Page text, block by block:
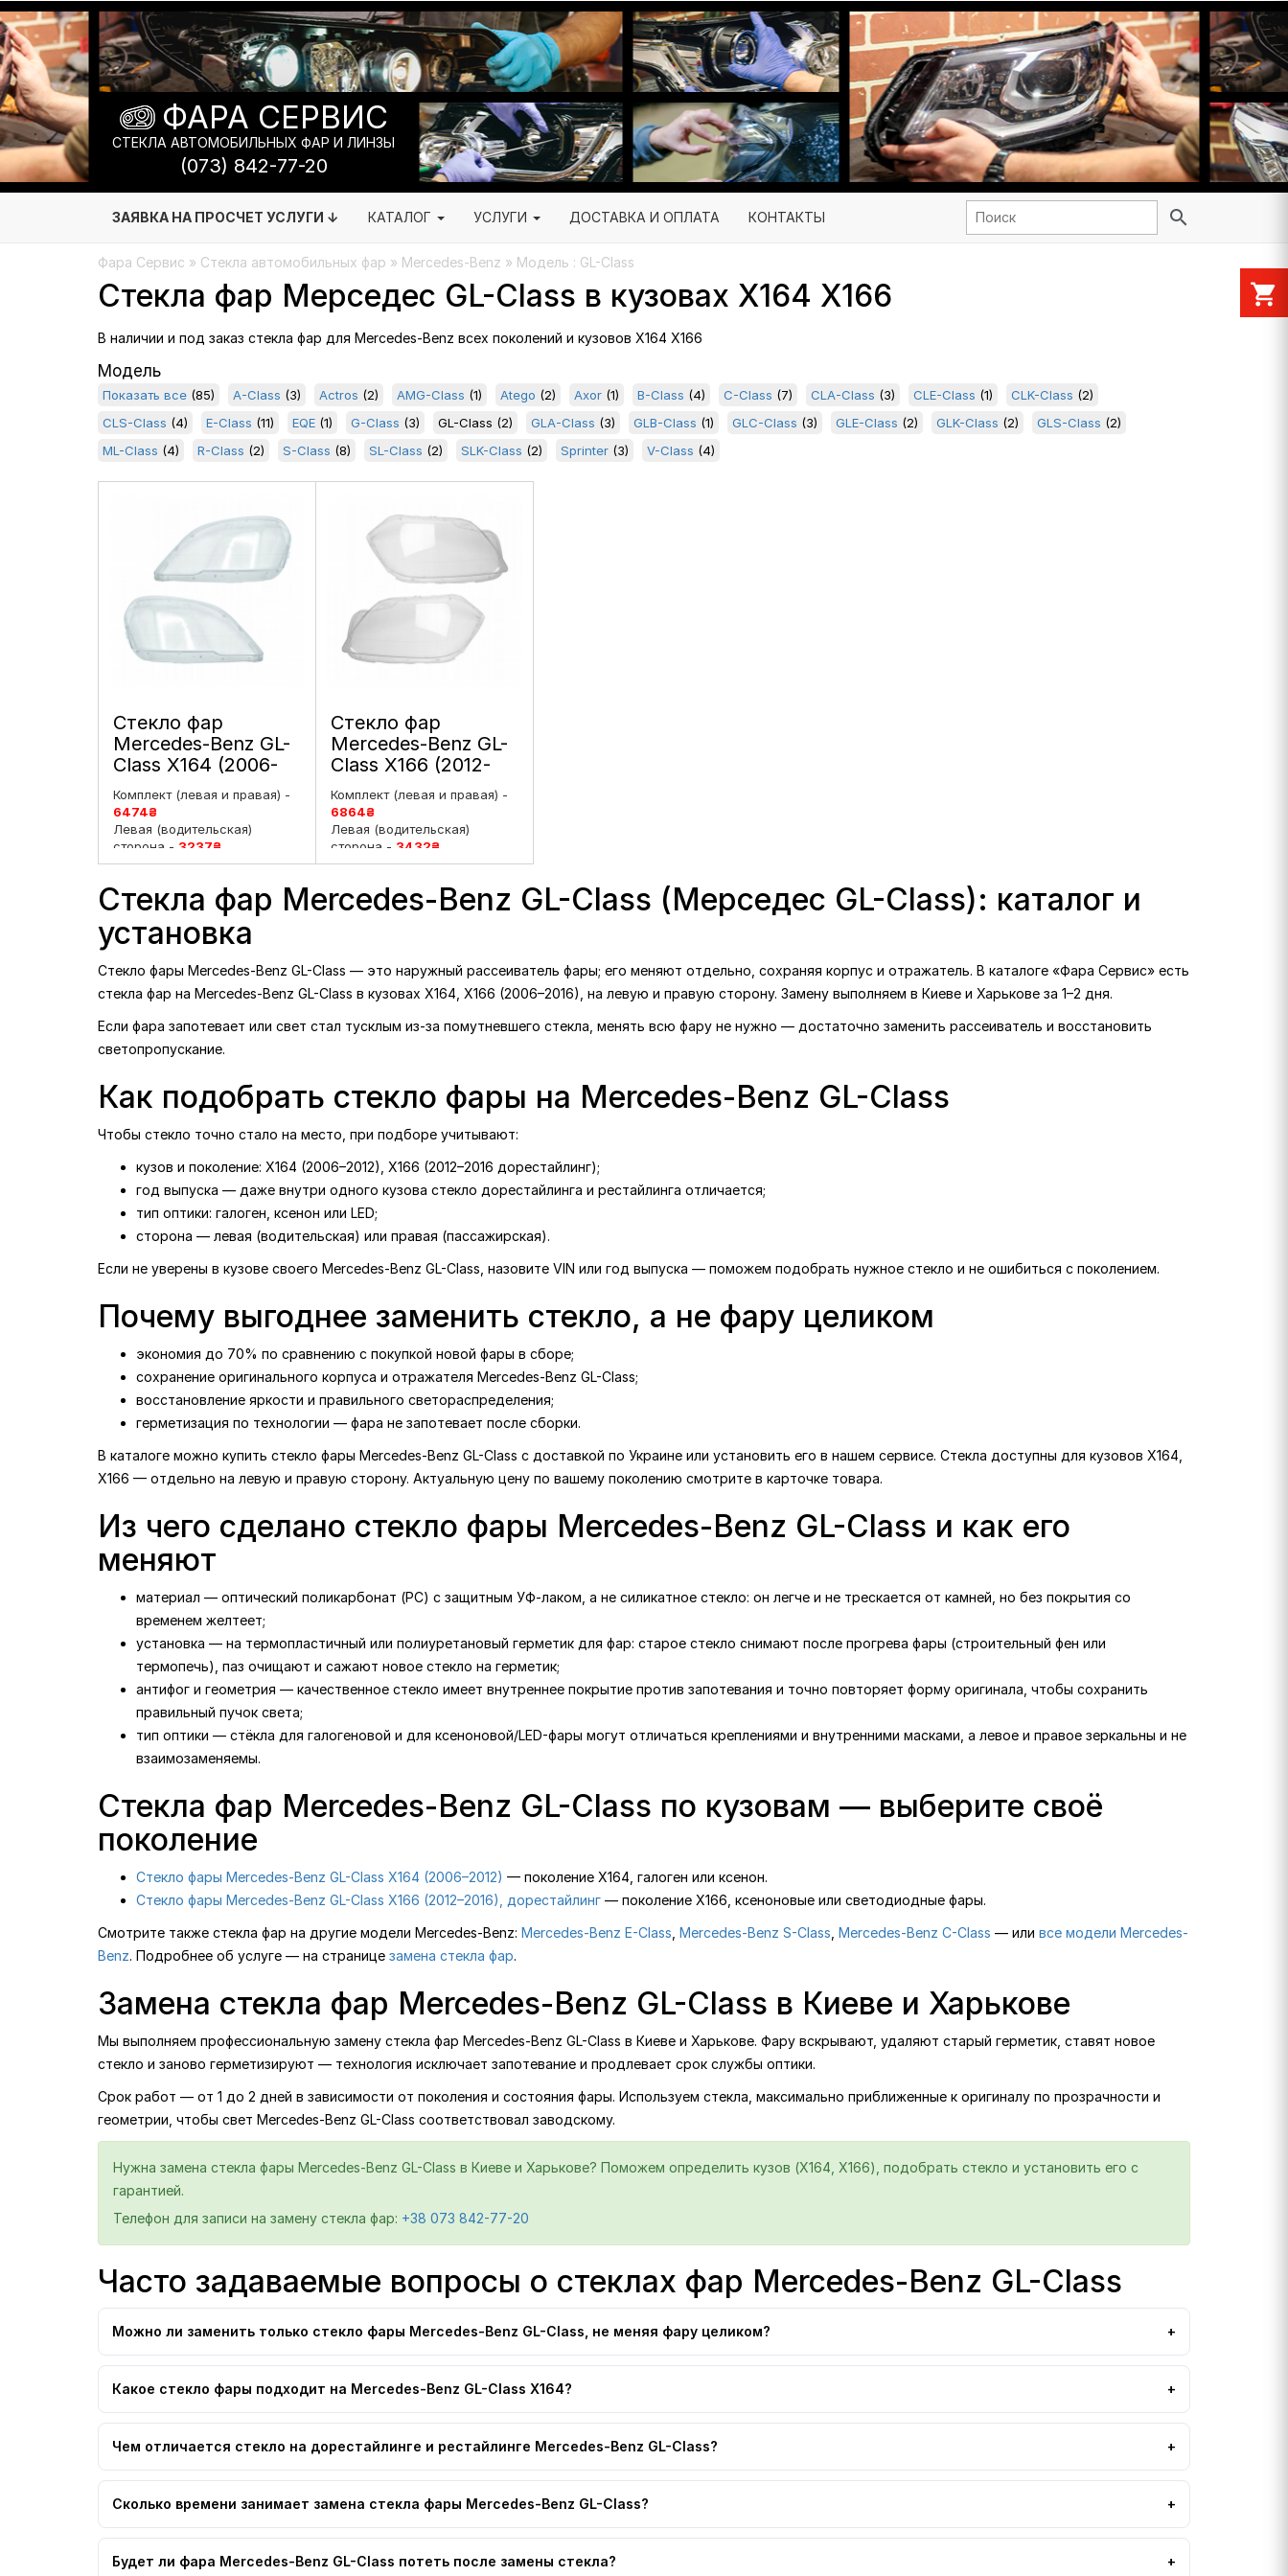
Фара Сервис » Стекла автомобильных фар » Mercedes-Benz » Модель : GL-Class
Стекла фар Мерседес GL-Class в кузовах X164 X166
В наличии и под заказ стекла фар для Mercedes-Benz всех поколений и кузовов X164 X166
Модель
Показать все (85) A-Class (3) Actros (2) AMG-Class (1) Atego (2) Axor (1) B-Class (4) C-Class (7) CLA-Class (3) CLE-Class (1) CLK-Class (2)
CLS-Class (4) E-Class (11) EQE (1) G-Class (3) GL-Class (2) GLA-Class (3) GLB-Class (1) GLC-Class (3) GLE-Class (2) GLK-Class (2) GLS-Class (2)
ML-Class (4) R-Class (2) S-Class (8) SL-Class (2) SLK-Class (2) Sprinter (3) V-Class (4)
Стекло фар
Mercedes-Benz GL-
Class X164 (2006-
2012) левое и
правое
Комплект (левая и правая) -
6474₴
Левая (водительская)
сторона - 3237₴
Правая (пассажирская)
Стекло фар
Mercedes-Benz GL-
Class X166 (2012-
2016)
дорестайлинг
левое и правое
Комплект (левая и правая) -
6864₴
Левая (водительская)
сторона - 3432₴
Правая (пассажирская)
Стекла фар Mercedes-Benz GL-Class (Мерседес GL-Class): каталог и
установка
Стекло фары Mercedes-Benz GL-Class — это наружный рассеиватель фары; его меняют отдельно, сохраняя корпус и отражатель. В каталоге «Фара Сервис» есть
стекла фар на Mercedes-Benz GL-Class в кузовах X164, X166 (2006–2016), на левую и правую сторону. Замену выполняем в Киеве и Харькове за 1–2 дня.
Если фара запотевает или свет стал тусклым из-за помутневшего стекла, менять всю фару не нужно — достаточно заменить рассеиватель и восстановить
светопропускание.
Как подобрать стекло фары на Mercedes-Benz GL-Class
Чтобы стекло точно стало на место, при подборе учитывают:
кузов и поколение: X164 (2006–2012), X166 (2012–2016 дорестайлинг);
год выпуска — даже внутри одного кузова стекло дорестайлинга и рестайлинга отличается;
тип оптики: галоген, ксенон или LED;
сторона — левая (водительская) или правая (пассажирская).
Если не уверены в кузове своего Mercedes-Benz GL-Class, назовите VIN или год выпуска — поможем подобрать нужное стекло и не ошибиться с поколением.
Почему выгоднее заменить стекло, а не фару целиком
экономия до 70% по сравнению с покупкой новой фары в сборе;
сохранение оригинального корпуса и отражателя Mercedes-Benz GL-Class;
восстановление яркости и правильного светораспределения;
герметизация по технологии — фара не запотевает после сборки.
В каталоге можно купить стекло фары Mercedes-Benz GL-Class с доставкой по Украине или установить его в нашем сервисе. Стекла доступны для кузовов X164,
X166 — отдельно на левую и правую сторону. Актуальную цену по вашему поколению смотрите в карточке товара.
Из чего сделано стекло фары Mercedes-Benz GL-Class и как его
меняют
материал — оптический поликарбонат (PC) с защитным УФ-лаком, а не силикатное стекло: он легче и не трескается от камней, но без покрытия со
временем желтеет;
установка — на термопластичный или полиуретановый герметик для фар: старое стекло снимают после прогрева фары (строительный фен или
термопечь), паз очищают и сажают новое стекло на герметик;
антифог и геометрия — качественное стекло имеет внутреннее покрытие против запотевания и точно повторяет форму оригинала, чтобы сохранить
правильный пучок света;
тип оптики — стёкла для галогеновой и для ксеноновой/LED-фары могут отличаться креплениями и внутренними масками, а левое и правое зеркальны и не
взаимозаменяемы.
Стекла фар Mercedes-Benz GL-Class по кузовам — выберите своё
поколение
Стекло фары Mercedes-Benz GL-Class X164 (2006–2012) — поколение X164, галоген или ксенон.
Стекло фары Mercedes-Benz GL-Class X166 (2012–2016), дорестайлинг — поколение X166, ксеноновые или светодиодные фары.
Смотрите также стекла фар на другие модели Mercedes-Benz: Mercedes-Benz E-Class Mercedes-Benz S-Class Mercedes-Benz C-Class — или все модели Mercedes-
Benz. Подробнее об услуге — на странице замена стекла фар.
Замена стекла фар Mercedes-Benz GL-Class в Киеве и Харькове
Мы выполняем профессиональную замену стекла фар Mercedes-Benz GL-Class в Киеве и Харькове. Фару вскрывают, удаляют старый герметик, ставят новое
стекло и заново герметизируют — технология исключает запотевание и продлевает срок службы оптики.
Срок работ — от 1 до 2 дней в зависимости от поколения и состояния фары. Используем стекла, максимально приближенные к оригиналу по прозрачности и
геометрии, чтобы свет Mercedes-Benz GL-Class соответствовал заводскому.
Нужна замена стекла фары Mercedes-Benz GL-Class в Киеве и Харькове? Поможем определить кузов (X164, X166), подобрать стекло и установить его с
гарантией.
Телефон для записи на замену стекла фар: +38 073 842-77-20
Часто задаваемые вопросы о стеклах фар Mercedes-Benz GL-Class
Можно ли заменить только стекло фары Mercedes-Benz GL-Class, не меняя фару целиком?
Какое стекло фары подходит на Mercedes-Benz GL-Class X164?
Чем отличается стекло на дорестайлинге и рестайлинге Mercedes-Benz GL-Class?
Сколько времени занимает замена стекла фары Mercedes-Benz GL-Class?
Будет ли фара Mercedes-Benz GL-Class потеть после замены стекла?
ФАРА СЕРВИС
СТЕКЛА АВТОМОБИЛЬНЫХ ФАР И ЛИНЗЫ
(073) 842-77-20
ЗАЯВКА НА ПРОСЧЕТ УСЛУГИ ↓ КАТАЛОГ УСЛУГИ ДОСТАВКА И ОПЛАТА КОНТАКТЫ search
shopping_cart